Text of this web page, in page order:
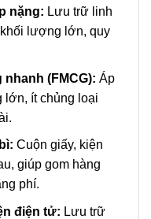
nặng: Lưu trữ linh
lượng lớn, quy
(FMCG): Áp
lớn, ít chủng loại
Cuộn giấy, kiện
giúp gom hàng
phí.
điện tử: Lưu trữ